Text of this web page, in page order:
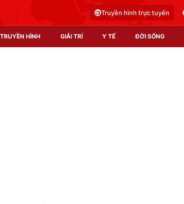
Truyền hình trực tuyến
TRUYỀN HÌNH GIẢI TRÍ Y TẾ ĐỜI SỐNG